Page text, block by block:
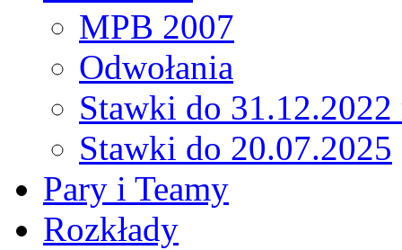
MPB 2007
Odwołania
Stawki do 31.12.2022
Stawki do 20.07.2025
Pary i Teamy
Rozkłady